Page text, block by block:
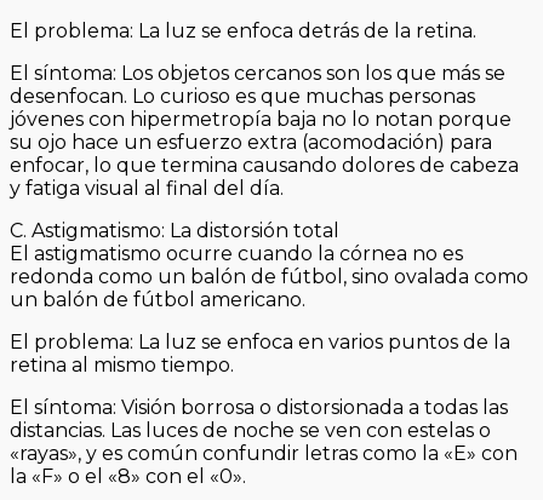
El problema: La luz se enfoca detrás de la retina.
El síntoma: Los objetos cercanos son los que más se
desenfocan. Lo curioso es que muchas personas
jóvenes con hipermetropía baja no lo notan porque
su ojo hace un esfuerzo extra (acomodación) para
enfocar, lo que termina causando dolores de cabeza
y fatiga visual al final del día.
C. Astigmatismo: La distorsión total
El astigmatismo ocurre cuando la córnea no es
redonda como un balón de fútbol, sino ovalada como
un balón de fútbol americano.
El problema: La luz se enfoca en varios puntos de la
retina al mismo tiempo.
El síntoma: Visión borrosa o distorsionada a todas las
distancias. Las luces de noche se ven con estelas o
«rayas», y es común confundir letras como la «E» con
la «F» o el «8» con el «0».